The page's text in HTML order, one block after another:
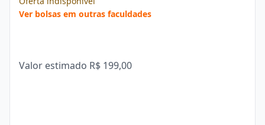
Ver bolsas em outras faculdades
Valor estimado R$ 199,00